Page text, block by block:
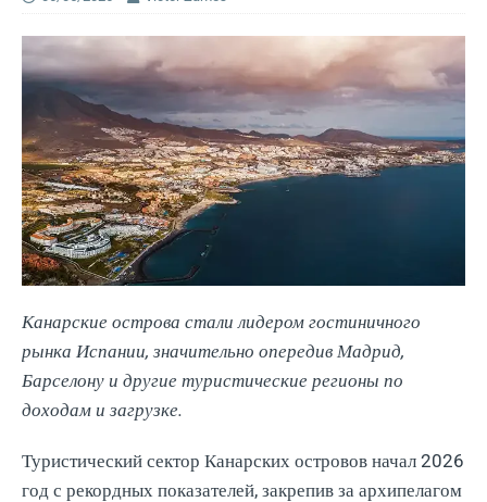
Канарские острова стали лидером гостиничного
рынка Испании, значительно опередив Мадрид,
Барселону и другие туристические регионы по
доходам и загрузке.
Туристический сектор Канарских островов начал 2026
год с рекордных показателей, закрепив за архипелагом